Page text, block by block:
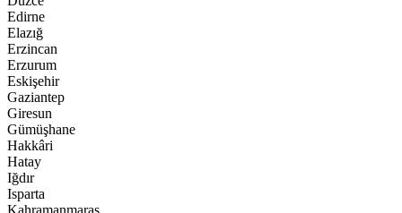
Edirne
Elazığ
Erzincan
Erzurum
Eskişehir
Gaziantep
Giresun
Gümüşhane
Hakkâri
Hatay
Iğdır
Isparta
Kahramanmaraş